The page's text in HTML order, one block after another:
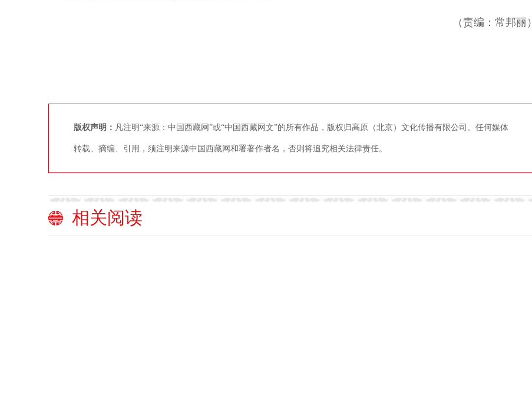
（责编：常邦丽）
版权声明： 凡注明“来源：中国西藏网”或“中国西藏网文”的所有作品，版权归高原（北京）文化传播有限公司。任何媒体
转载、摘编、引用，须注明来源中国西藏网和署著作者名，否则将追究相关法律责任。
相关阅读